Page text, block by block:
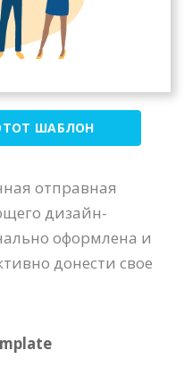
ШАБЛОН
отправная
дизайн-
оформлена и
донести свое